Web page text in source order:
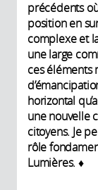
précédents
position en
complexe et
une large
ces éléments
horizontal
une nouvelle
citoyens. Je
rôle
Lumières. ♦